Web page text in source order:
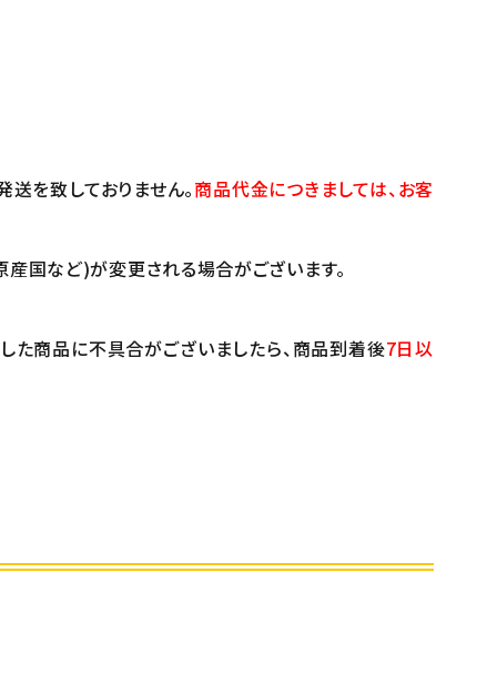
を致しておりません。商品代金につきましては、お客
産国など)が変更される場合がございます。
た商品に不具合がございましたら、商品到着後7日以